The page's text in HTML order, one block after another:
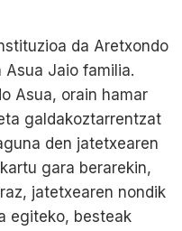
da Aretxondo
Jaio familia.
Asua, orain hamar
galdakoztarrentzat
den jatetxearen
gara berarekin,
jatetxearen nondik
egiteko, besteak